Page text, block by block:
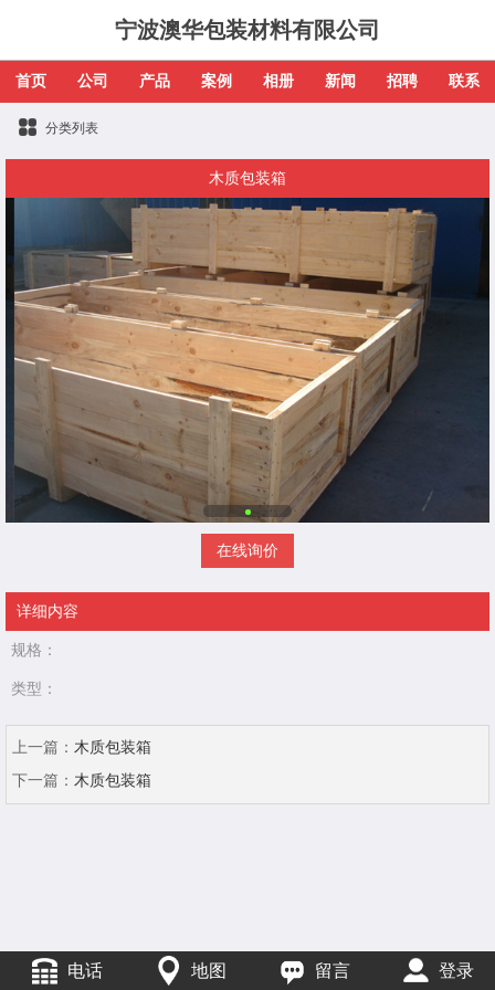
宁波澳华包装材料有限公司
首页 公司 产品 案例 相册 新闻 招聘 联系
分类列表
木质包装箱
在线询价
详细内容
规格：
类型：
上一篇： 木质包装箱
下一篇： 木质包装箱
电话 地图 留言 登录